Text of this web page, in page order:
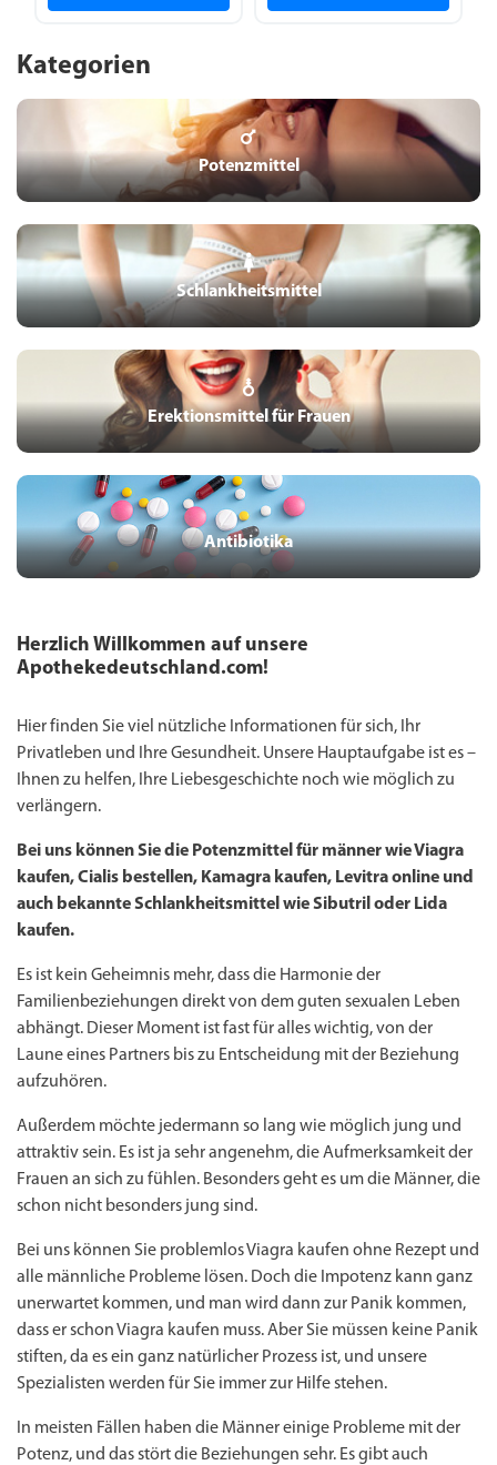
Kategorien
Potenzmittel
Schlankheitsmittel
Erektionsmittel für Frauen
Antibiotika
Herzlich Willkommen auf unsere
Apothekedeutschland.com!
Hier finden Sie viel nützliche Informationen für sich, Ihr
Privatleben und Ihre Gesundheit. Unsere Hauptaufgabe ist es –
Ihnen zu helfen, Ihre Liebesgeschichte noch wie möglich zu
verlängern.
Bei uns können Sie die Potenzmittel für männer wie Viagra
kaufen, Cialis bestellen, Kamagra kaufen, Levitra online und
auch bekannte Schlankheitsmittel wie Sibutril oder Lida
kaufen.
Es ist kein Geheimnis mehr, dass die Harmonie der
Familienbeziehungen direkt von dem guten sexualen Leben
abhängt. Dieser Moment ist fast für alles wichtig, von der
Laune eines Partners bis zu Entscheidung mit der Beziehung
aufzuhören.
Außerdem möchte jedermann so lang wie möglich jung und
attraktiv sein. Es ist ja sehr angenehm, die Aufmerksamkeit der
Frauen an sich zu fühlen. Besonders geht es um die Männer, die
schon nicht besonders jung sind.
Bei uns können Sie problemlos Viagra kaufen ohne Rezept und
alle männliche Probleme lösen. Doch die Impotenz kann ganz
unerwartet kommen, und man wird dann zur Panik kommen,
dass er schon Viagra kaufen muss. Aber Sie müssen keine Panik
stiften, da es ein ganz natürlicher Prozess ist, und unsere
Spezialisten werden für Sie immer zur Hilfe stehen.
In meisten Fällen haben die Männer einige Probleme mit der
Potenz, und das stört die Beziehungen sehr. Es gibt auch